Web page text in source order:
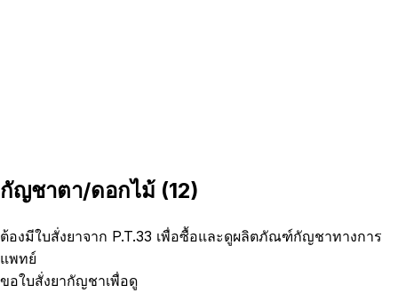
กัญชาตา/ดอกไม้ (12)
ต้องมีใบสั่งยาจาก P.T.33 เพื่อซื้อและดูผลิตภัณฑ์กัญชาทางการ
แพทย์
ขอใบสั่งยากัญชาเพื่อดู